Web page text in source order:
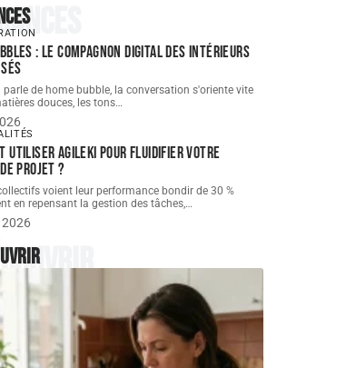
: le compagnon digital des intérieurs
parle de home bubble, la conversation s'oriente vite
douces, les tons…
utiliser Agileki pour fluidifier votre
projet ?
voient leur performance bondir de 30 %
en repensant la gestion des tâches,…
2026